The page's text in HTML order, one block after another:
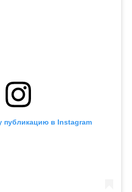
публикацию в Instagram